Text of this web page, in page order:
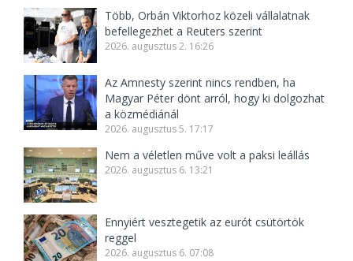
Több, Orbán Viktorhoz közeli vállalatnak
befellegezhet a Reuters szerint
2026. augusztus 2. 16:26
Az Amnesty szerint nincs rendben, ha
Magyar Péter dönt arról, hogy ki dolgozhat
a közmédiánál
2026. augusztus 5. 17:17
Nem a véletlen műve volt a paksi leállás
2026. augusztus 6. 13:21
Ennyiért vesztegetik az eurót csütörtök
reggel
2026. augusztus 6. 07:08